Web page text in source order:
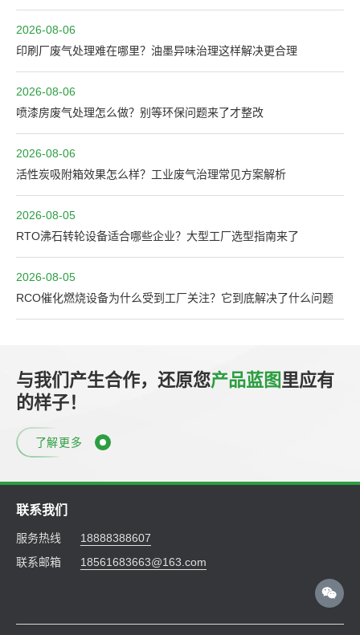
2026-08-06
印刷厂废气处理难在哪里？油墨异味治理这样解决更合理
2026-08-06
喷漆房废气处理怎么做？别等环保问题来了才整改
2026-08-06
活性炭吸附箱效果怎么样？工业废气治理常见方案解析
2026-08-05
RTO沸石转轮设备适合哪些企业？大型工厂选型指南来了
2026-08-05
RCO催化燃烧设备为什么受到工厂关注？它到底解决了什么问题
与我们产生合作，还原您产品蓝图里应有
的样子！
了解更多
联系我们
服务热线
18888388607
联系邮箱
18561683663@163.com